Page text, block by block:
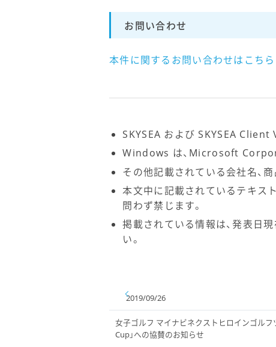
お問い合わせ
本件に関するお問い合わせはこち
SKYSEA および SKYSEA Client
Windows は、Microsoft
その他記載されている会社名、
本文中に記載されているテキス
問わず禁じます。
掲載されている情報は、発表日
い。
2019/09/26
女子ゴルフ マイナビネクストヒロインゴルフ
Cup」への協賛のお知らせ